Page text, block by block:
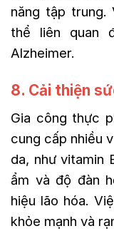
năng tập
thể liên quan
Alzheimer.
8. Cải thiện
Gia công thực
cung cấp nhiều
da, như vitamin
ẩm và độ đàn
hiệu lão hóa.
khỏe mạnh và